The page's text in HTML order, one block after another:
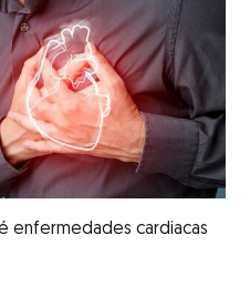
enfermedades cardiacas